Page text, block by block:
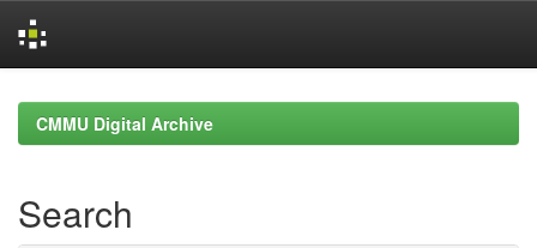
navigationCMMU Digital Archive
Search